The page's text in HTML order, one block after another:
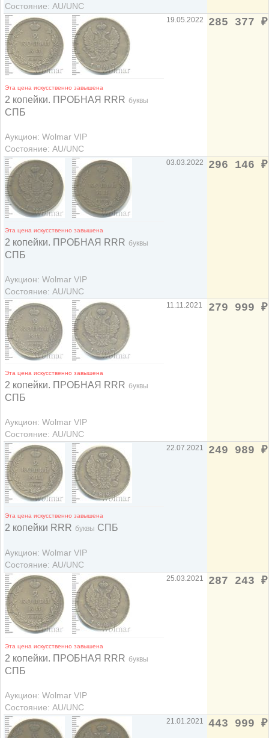
Состояние: AU/UNC
Эта цена искусственно завышена
2 копейки. ПРОБНАЯ RRR буквы
СПБ
Аукцион: Wolmar VIP
Состояние: AU/UNC
19.05.2022 285 377 ₽
Эта цена искусственно завышена
2 копейки. ПРОБНАЯ RRR буквы
СПБ
Аукцион: Wolmar VIP
Состояние: AU/UNC
03.03.2022 296 146 ₽
Эта цена искусственно завышена
2 копейки. ПРОБНАЯ RRR буквы
СПБ
Аукцион: Wolmar VIP
Состояние: AU/UNC
11.11.2021 279 999 ₽
Эта цена искусственно завышена
2 копейки RRR буквы СПБ
Аукцион: Wolmar VIP
Состояние: AU/UNC
22.07.2021 249 989 ₽
Эта цена искусственно завышена
2 копейки. ПРОБНАЯ RRR буквы
СПБ
Аукцион: Wolmar VIP
Состояние: AU/UNC
25.03.2021 287 243 ₽
21.01.2021 443 999 ₽